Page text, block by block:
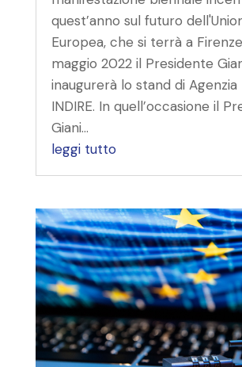
quest’anno sul futuro
Europea, che si terrà a
maggio 2022 il Presidente
inaugurerà lo stand di Agenzia
INDIRE. In quell’occasione il
Giani...
leggi tutto